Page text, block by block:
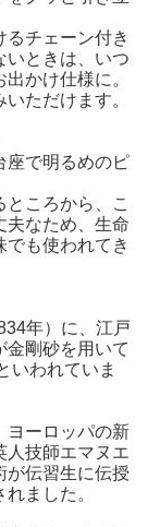
チェーン付き
いときは、いつ
かけ仕様に。
ただけます。
座で明るめのピ
ころから、こ
夫なため、生命
も使われてき
年）に、江戸
金剛砂を用いて
いわれていま
ヨーロッパの新
人技師エマヌエ
が伝習生に伝授
ました。